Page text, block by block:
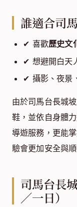
誰適合司
✔ 喜歡歷史文
✔ 想避開白天
✔ 攝影、夜景
由於司馬台長城
鞋，並依自身體
導遊服務，更能
驗會更加安全與順
司馬台長
／一日）